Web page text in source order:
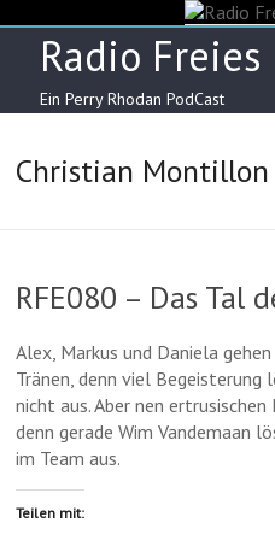
to
contentRadio Freies
Ein Perry Rhodan PodCast
Christian Montillon
RFE080 – Das Tal
Alex, Markus und Daniela
Tränen, denn viel Begeisterung
nicht aus. Aber nen
denn gerade Wim Vandemaan
im Team aus.
Teilen mit: